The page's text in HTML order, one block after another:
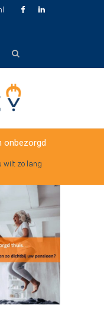
onbezorgd
wilt zo lang